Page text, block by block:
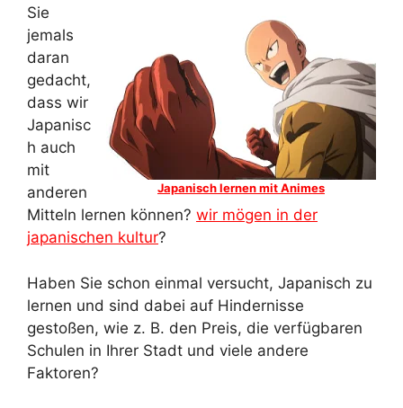
Japanisch lernen mit Animes
Sie
jemals
daran
gedacht,
dass wir
Japanisc
h auch
mit
anderen
Mitteln lernen können? wir mögen in der
japanischen kultur?
Haben Sie schon einmal versucht, Japanisch zu
lernen und sind dabei auf Hindernisse
gestoßen, wie z. B. den Preis, die verfügbaren
Schulen in Ihrer Stadt und viele andere
Faktoren?